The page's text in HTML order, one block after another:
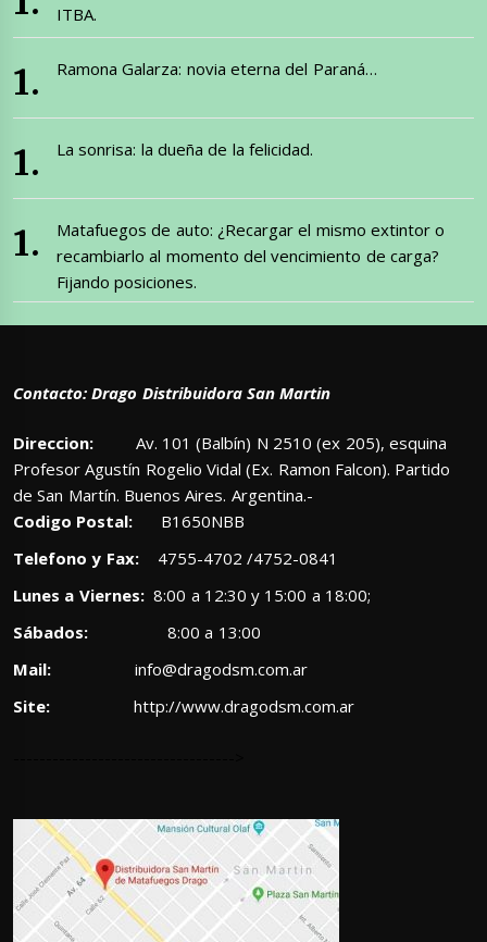
ITBA.
Ramona Galarza: novia eterna del Paraná…
La sonrisa: la dueña de la felicidad.
Matafuegos de auto: ¿Recargar el mismo extintor o
recambiarlo al momento del vencimiento de carga?
Fijando posiciones.
Contacto: Drago Distribuidora San Martin
Direccion: Av. 101 (Balbín) N 2510 (ex 205), esquina
Profesor Agustín Rogelio Vidal (Ex. Ramon Falcon). Partido
de San Martín. Buenos Aires. Argentina.-
Codigo Postal: B1650NBB
Telefono y Fax:4755-4702 /4752-0841
Lunes a Viernes:8:00 a 12:30 y 15:00 a 18:00;
Sábados: 8:00 a 13:00
Mail:
info@dragodsm.com.ar
Site:
http://www.dragodsm.com.ar